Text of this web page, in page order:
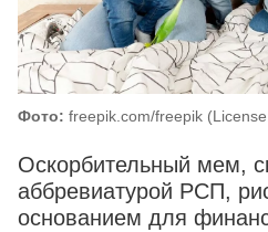
Фото: freepik.com/freepik
Оскорбительный мем,
аббревиатурой РСП,
основанием для